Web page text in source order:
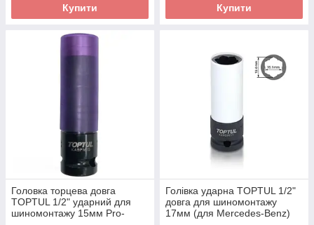
Купити Купити
Головка торцева довга
TOPTUL 1/2" ударний для
шиномонтажу 15мм Pro-
Голівка ударна TOPTUL 1/2"
довга для шиномонтажу
17мм (для Mercedes-Benz)